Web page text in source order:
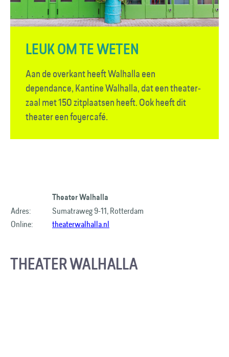
LEUK OM TE WETEN
Aan de overkant heeft Walhalla een
dependance, Kantine Walhalla, dat een theater­
zaal met 150 zitplaatsen heeft. Ook heeft dit
theater een foyercafé.
Theater Walhalla
Adres:
Sumatraweg 9-11, Rotterdam
Online:
theaterwalhalla.nl
THEATER WALHALLA